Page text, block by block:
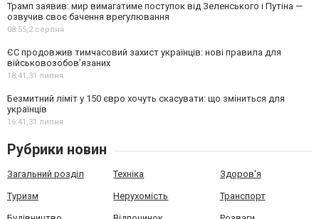
Трамп заявив: мир вимагатиме поступок від Зеленського і Путіна —
озвучив своє бачення врегулювання
08:55,2 серпня
ЄС продовжив тимчасовий захист українців: нові правила для
військовозобов’язаних
18:41,31 липня
Безмитний ліміт у 150 євро хочуть скасувати: що зміниться для
українців
16:41,31 липня
Рубрики новин
Загальний розділ Техніка Здоров'я
Туризм Нерухомість Транспорт